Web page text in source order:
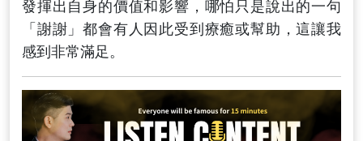
發揮出自身的價值和影響，哪怕只是說出的一句
「謝謝」都會有人因此受到療癒或幫助，這讓我
感到非常滿足。